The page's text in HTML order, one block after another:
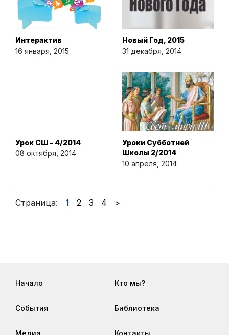
Интерактив
16 января, 2015
Новый Год, 2015
31 декабря, 2014
Урок СШ - 4/2014
08 октября, 2014
Уроки Субботней
Школы 2/2014
10 апреля, 2014
Страница: 1 2 3 4 >
Начало Кто мы?
События Библиотека
Медиа Контакты